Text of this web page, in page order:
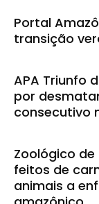
Portal
transição
APA Triunfo
por
consecutivo
Zoológico
feitos de
animais a